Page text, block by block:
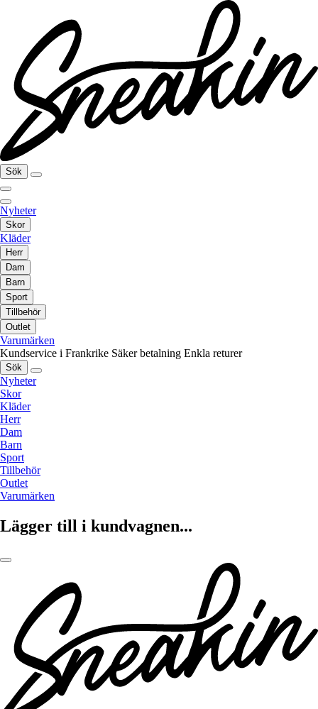
Sök
Nyheter
Skor
Kläder
Herr
Dam
Barn
Sport
Tillbehör
Outlet
Varumärken
Kundservice i Frankrike Säker betalning Enkla returer
Sök
Nyheter
Skor
Kläder
Herr
Dam
Barn
Sport
Tillbehör
Outlet
Varumärken
Lägger till i kundvagnen...